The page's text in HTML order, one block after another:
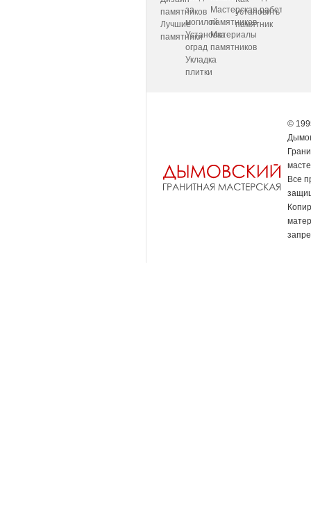
памятников
Лучшие
памятники
за
могилой
Установка
оград
Укладка
плитки
Мастерская
памятников
Материалы
памятников
установить
памятник
работаем
©
Все